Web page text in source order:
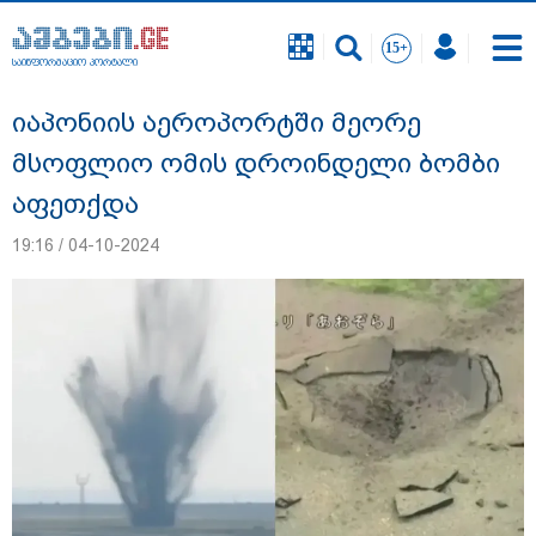
საინფორმაციო პორტალი
"ფოტოსურათი, რომელზეც ახლა
ვისაუბრებ, ნია იმნაძის ერთ-ერთმა
მეგობარმა გამომიგზავნა..." - ეკა
კუპატაძე
საინფორმაციო პორტალი
იაპონიის აეროპორტში მეორე
მსოფლიო ომის დროინდელი ბომბი
აფეთქდა
19:16 / 04-10-2024